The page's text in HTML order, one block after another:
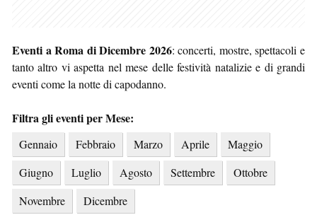
Eventi a Roma di Dicembre 2026: concerti, mostre, spettacoli e
tanto altro vi aspetta nel mese delle festività natalizie e di grandi
eventi come la notte di capodanno.
Filtra gli eventi per Mese:
Gennaio Febbraio Marzo Aprile
Maggio
Giugno
Luglio Agosto Settembre
Ottobre
Novembre
Dicembre